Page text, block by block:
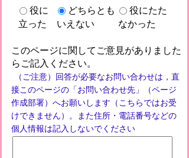
役に
立った
どちらとも
いえない
役にたた
なかった
このページに関してご意見がありました
らご記入ください。
（ご注意）回答が必要なお問い合わせは，直
接このページの「お問い合わせ先」（ページ
作成部署）へお願いします（こちらではお受
けできません）。また住所・電話番号などの
個人情報は記入しないでください